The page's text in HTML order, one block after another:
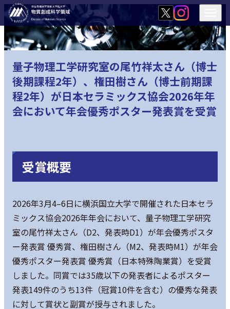
量子物理工学研究室の尾竹祥太さん（博士
後期課程2年）、権田樹さん（博士前期課
程2年）が日本セラミックス協会2026年年
会において年会優秀ポスター発表賞を受賞
受賞概要
2026年3月4–6日に横浜国立大学で開催された日本セラ
ミックス協会2026年年会において、量子物理工学研究
室の尾竹祥太さん（D2、発表時D1）が年会優秀ポスタ
ー発表賞 優秀賞、権田樹さん（M2、発表時M1）が年会
優秀ポスター発表賞 優秀賞（日本特殊陶業賞）を受賞
しました。同賞では35歳以下の発表者によるポスター
発表149件のうち13件（冠賞10件を含む）の優秀な発表
に対して賞状と副賞が授与されました。